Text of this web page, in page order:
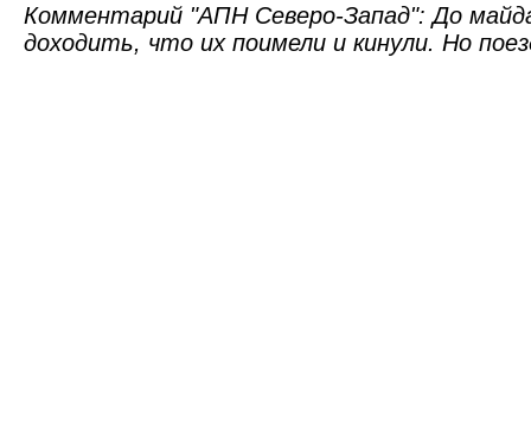
Комментарий "АПН Северо-Запад": До
доходить, что их поимели и кинули. Но